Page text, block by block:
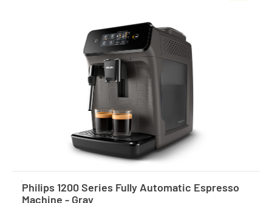
Philips 1200 Series Fully Automatic Espresso
Machine - Gray